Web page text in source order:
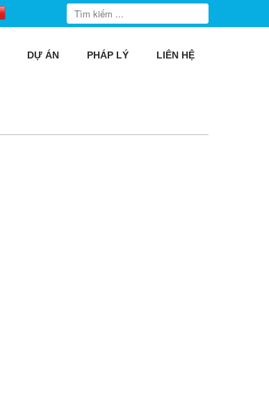
DỰ ÁN PHÁP LÝ LIÊN HỆ